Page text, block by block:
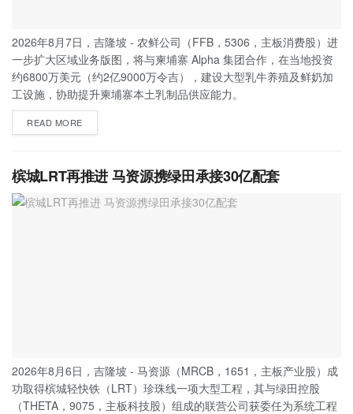
2026年8月7日，吉隆坡 - 农鲜公司（FFB，5306，主板消费股）进
一步扩大区域业务版图，将与柬埔寨 Alpha 集团合作，在当地投资
约6800万美元（约2亿9000万令吉），建设大型乳牛养殖及鲜奶加
工设施，协助提升柬埔寨本土乳制品供应能力。
READ MORE
槟城LRT再推进 马资源携绿田承接30亿配套
2026年8月6日，吉隆坡 - 马资源（MRCB，1651，主板产业股）成
功取得槟城轻快铁（LRT）珍珠线一项大型工程，其与绿田控股
（THETA，9075，主板科技股）组成的联营公司获委任为系统工程